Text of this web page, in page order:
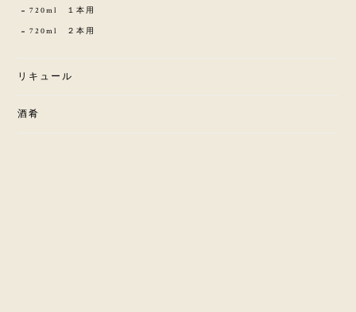
720ml １本用
720ml ２本用
リキュール
酒肴